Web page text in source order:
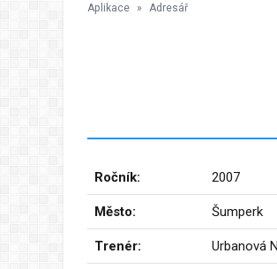
Aplikace Adresář
Ročník: 2007
Město: Šumperk
Trenér: Urbanová